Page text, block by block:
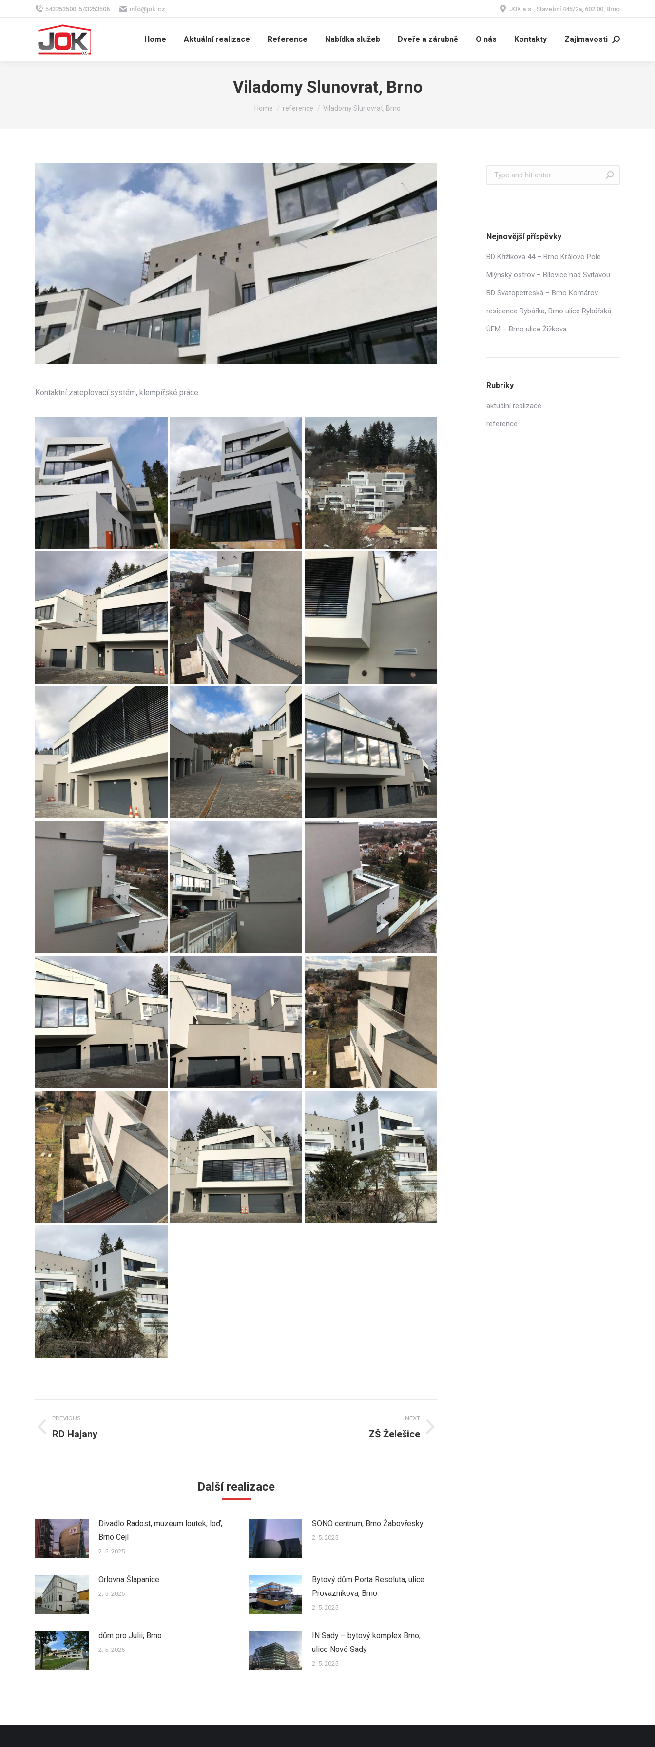
543253500, 543253506 info@jok.cz JOK a.s., Stavební 445/2a, 602 00, Brno
Home Aktuální realizace Reference Nabídka služeb Dveře a zárubně O nás Kontakty Zajímavosti Search:
Viladomy Slunovrat, Brno
You are here:
Home reference Viladomy Slunovrat, Brno
Kontaktní zateplovací systém, klempířské práce
navigation
PREVIOUS
Previous
RD Hajany
NEXT
ZŠ Želešice
Další realizace
Divadlo Radost, muzeum loutek, loď,
Brno Cejl
2. 5. 2025
SONO centrum, Brno Žabovřesky
2. 5. 2025
Orlovna Šlapanice
2. 5. 2025
Bytový dům Porta Resoluta, ulice
Provazníkova, Brno
2. 5. 2025
dům pro Julii, Brno
2. 5. 2025
IN Sady – bytový komplex Brno,
ulice Nové Sady
2. 5. 2025
Search:
Nejnovější příspěvky
BD Křižíkova 44 – Brno Královo Pole
Mlýnský ostrov – Bílovice nad Svitavou
BD Svatopetreská – Brno Komárov
residence Rybářka, Brno ulice Rybářská
ÚFM – Brno ulice Žižkova
Rubriky
aktuální realizace
reference